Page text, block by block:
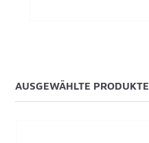
AUSGEWÄHLTE PRODUKTE